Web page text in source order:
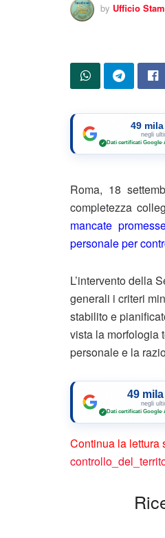
by Ufficio
49
negli
✓ Dati certificati Google·
Roma, 18
completezza
mancate
personale per
L’intervento della
generali i criteri
stabilito e
vista la morfologia
personale e la
49
negli
✓ Dati certificati Google·
Continua la lettura